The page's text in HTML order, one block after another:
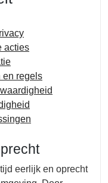
acties
en regels
eerlijk en oprecht